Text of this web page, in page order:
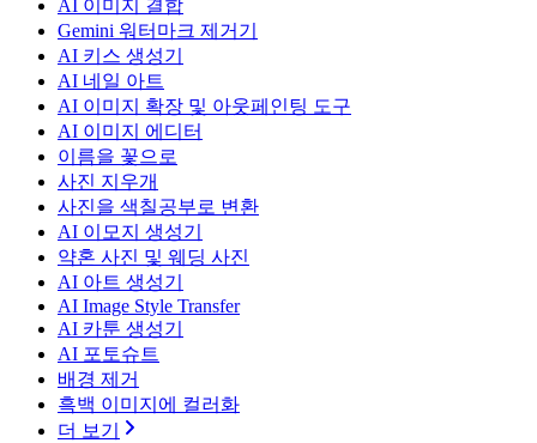
AI 이미지 결합
Gemini 워터마크 제거기
AI 키스 생성기
AI 네일 아트
AI 이미지 확장 및 아웃페인팅 도구
AI 이미지 에디터
이름을 꽃으로
사진 지우개
사진을 색칠공부로 변환
AI 이모지 생성기
약혼 사진 및 웨딩 사진
AI 아트 생성기
AI Image Style Transfer
AI 카툰 생성기
AI 포토슈트
배경 제거
흑백 이미지에 컬러화
더 보기